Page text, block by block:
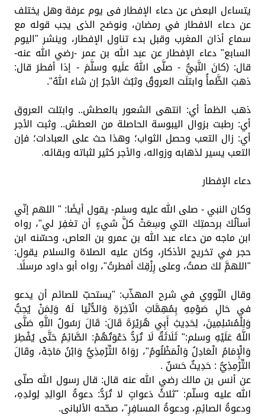
يتساءل البعض عن دعاء الإفطار فى يوم عرفة وهل يختلف
عن دعاء الافطار في رمضان، ونوضح الذى يجب قوله مع
سماع أذان المغرب وقبل بدء تناول الإفطار، وينشر "اليوم
السابع" دعاء الإفطار عن عبد الله بن عمر -رضي الله عنه-
قال: (كانَ النَّبيُّ - صلَّى اللهُ علَيهِ وسلَّمَ - إذا أفطرَ قال:
ذهبَ الظَّمأُ وابتلَت العروقُ وثبُتَ الأجرُ إن شاءَ اللهُ".
ذهب الظمأ أي: انتهى الشعور بالعطش.. وابتلت العروق
أي: رطبت بزوال اليبوسة الحاصلة من العطش.. وثبت الأجر
أي: زال التعب وحصل الثواب؛ وهذا حث على العبادات؛ فإن
التعب يسير لذهابه وزواله، والأجر كثير لثباته وبقائه.
دعاء الإفطار
وكان النبي - صلى الله عليه وسلم- يقول أيضًا: " اللهم إنّي
أسألُكَ برحمتِكَ التي وسِعَتْ كلَّ شيءٍ أن تغفِرَ لي"، رواه
ابن ماجه من دعاء عبد الله بن عمرو بن العاص، وحسّنه ابن
حجر في تخريج الأذكار، وكان عليه الصلاة والسلام يقول:
"اللهمَّ لكَ صمتُ، وعلى رِزْقِكَ أفطرتُ"، رواه أبو داود مرسلًا.
وقال النّووي في شرح المهذّب: "يستحبّ للصائم أن يدعو
في حَالِ صَوْمِهِ بِمُهِمَّاتِ الْآخِرَةِ وَالدُّنْيَا لَهُ وَلِمَنْ يُحِبُّ
وَلِلْمُسْلِمِينَ، لِحَدِيثِ أَبِي هُرَيْرَةَ قَالَ: قَالَ رَسُولُ اللَّهِ صَلَّى
اللَّهُ عَلَيْهِ وسلم:" ثَلَاثَةٌ لَا تُرَدُّ دَعْوَتُهُمْ: الصَّائِمُ حَتَّى يُفْطِرَ
وَالْإِمَامُ الْعَادِلُ وَالْمَظْلُومُ"، رَوَاهُ التِّرْمِذِيُّ وَابْنُ مَاجَهْ، وقَالَ
التِّرْمِذِيُّ : حَدِيثٌ حَسَنٌ .
عن أنس بن مالك رضي الله عنه قال: قال رسول الله صلّى
الله عليه وسلّم: "ثلاثُ دَعواتٍ لا تُرَدُّ: دعوةُ الوالِدِ لِولدِهِ،
ودعوةُ الصائِمِ، ودعوةُ المسافِرِ"، صحّحه الألبانى.